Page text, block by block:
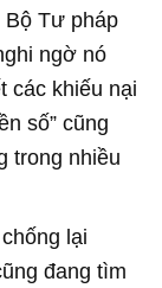
Bộ Tư pháp
ngờ nó
các khiếu nại
số” cũng
trong nhiều
lại
đang tìm